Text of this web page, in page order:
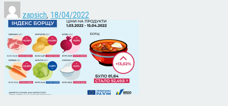
zapsich, 18/04/2022